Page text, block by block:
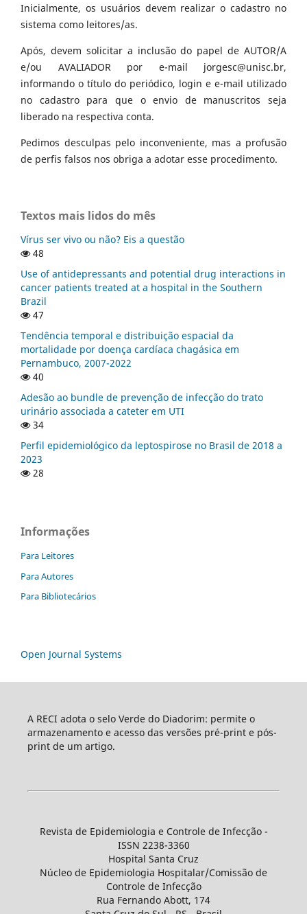
Inicialmente, os usuários devem realizar o cadastro no
sistema como leitores/as.
Após, devem solicitar a inclusão do papel de AUTOR/A
e/ou AVALIADOR por e-mail jorgesc@unisc.br,
informando o título do periódico, login e e-mail utilizado
no cadastro para que o envio de manuscritos seja
liberado na respectiva conta.
Pedimos desculpas pelo inconveniente, mas a profusão
de perfis falsos nos obriga a adotar esse procedimento.
Textos mais lidos do mês
Vírus ser vivo ou não? Eis a questão
48
Use of antidepressants and potential drug interactions in
cancer patients treated at a hospital in the Southern
Brazil
47
Tendência temporal e distribuição espacial da
mortalidade por doença cardíaca chagásica em
Pernambuco, 2007-2022
40
Adesão ao bundle de prevenção de infecção do trato
urinário associada a cateter em UTI
34
Perfil epidemiológico da leptospirose no Brasil de 2018 a
2023
28
Informações
Para Leitores
Para Autores
Para Bibliotecários
Open Journal Systems
A RECI adota o selo Verde do Diadorim: permite o
armazenamento e acesso das versões pré-print e pós-
print de um artigo.
Revista de Epidemiologia e Controle de Infecção -
ISSN 2238-3360
Hospital Santa Cruz
Núcleo de Epidemiologia Hospitalar/Comissão de
Controle de Infecção
Rua Fernando Abott, 174